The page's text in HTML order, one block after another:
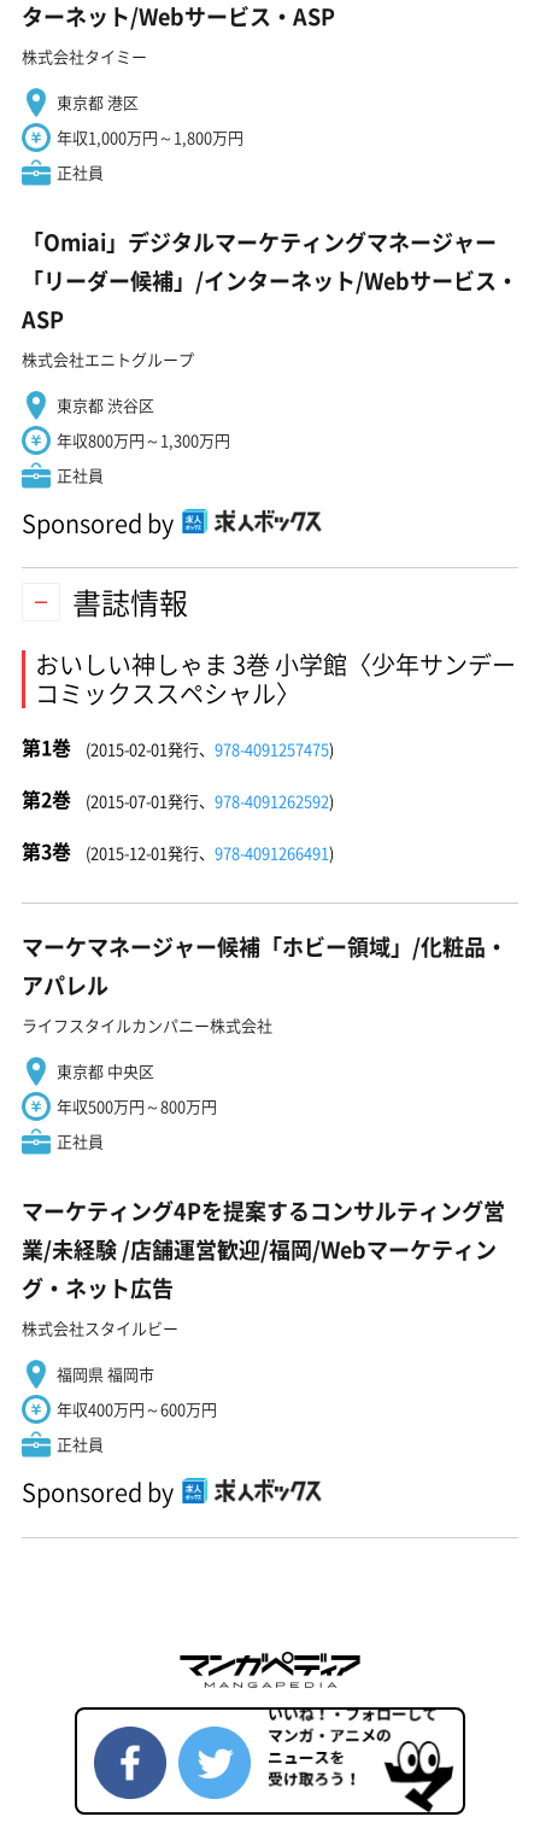
ターネット/Webサービス・ASP
株式会社タイミー
東京都 港区
年収1,000万円～1,800万円
正社員
「Omiai」デジタルマーケティングマネージャー
「リーダー候補」/インターネット/Webサービス・
ASP
株式会社エニトグループ
東京都 渋谷区
年収800万円～1,300万円
正社員
Sponsored by
書誌情報
おいしい神しゃま 3巻 小学館〈少年サンデー
コミックススペシャル〉
第1巻 (2015-02-01発行、 978-4091257475)
第2巻 (2015-07-01発行、 978-4091262592)
第3巻 (2015-12-01発行、 978-4091266491)
マーケマネージャー候補「ホビー領域」/化粧品・
アパレル
ライフスタイルカンパニー株式会社
東京都 中央区
年収500万円～800万円
正社員
マーケティング4Pを提案するコンサルティング営
業/未経験 ️/店舗運営歓迎/福岡/Webマーケティン
グ・ネット広告
株式会社スタイルビー
福岡県 福岡市
年収400万円～600万円
正社員
Sponsored by